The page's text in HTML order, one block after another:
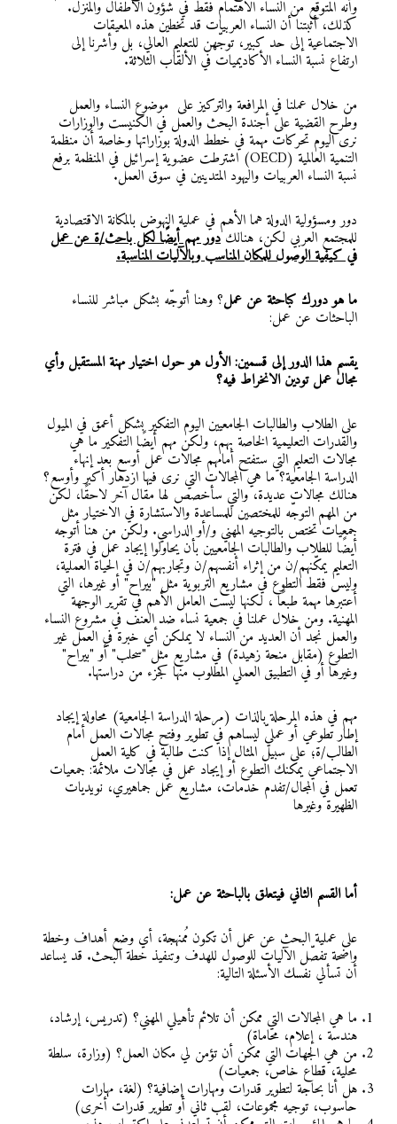
وأنه المتوقع من النساء الاهتمام فقط في شؤون الأطفال والمنزل.
كذلك، أثبتنا أن النساء العربيات قد تخطين هذه المعيقات
الاجتماعية إلى حد كبير، توجّهن للتعليم العالي، بل وأشرنا إلى
ارتفاع نسبة النساء الأكاديميات في الألقاب الثلاثة.
من خلال عملنا في المرافعة والتركيز على موضوع النساء والعمل
وطرح القضية على أجندة البحث والعمل في الكنيست والوزارات
نرى اليوم تحركات مهمة في خطط الدولة بوزاراتها وخاصة أن منظمة
التنمية العالمية (OECD) اشترطت عضوية إسرائيل في المنظمة برفع
نسبة النساء العربيات واليهود المتدينين في سوق العمل.
دور ومسؤولية الدولة هما الأهم في عملية النهوض بالمكانة الاقتصادية
للمجتمع العربي لكن، هنالكدور مهم أيضًا لكل باحث/ة عن عمل
في كيفية الوصول للمكان المناسب وبالآليات المناسبة.
ما هو دورك كباحثة عن عمل؟ وهنا أتوجّه بشكل مباشر للنساء
الباحثات عن عمل:
يقسم هذا الدور إلى قسمين: الأول هو حول اختيار مهنة المستقبل وأي
مجال عمل تودين الانخراط فيه؟
على الطلاب والطالبات الجامعيين اليوم التفكير بشكل أعمق في الميول
والقدرات التعليمية الخاصة بهم، ولكن مهم أيضًا التفكير ما هي
مجالات التعليم التي ستفتح أمامهم مجالات عمل أوسع بعد إنهاء
الدراسة الجامعية؟ ما هي المجالات التي نرى فيها ازدهار أكبر وأوسع؟
هنالك مجالات عديدة، والتي سأخصص لها مقال آخر لاحقًا، لكن
من المهم التوجّه للمختصين للمساعدة والاستشارة في الاختيار مثل
جمعيات تختص بالتوجيه المهني و/أو الدراسي. ولكن من هنا أتوجه
أيضًا للطلاب والطالبات الجامعيين بأن يحاولوا إيجاد عمل في فترة
التعليم يمكّنهم/ن من إثراء أنفسهم/ن وتجاربهم/ن في الحياة العملية،
وليس فقط التطوع في مشاريع التربوية مثل "بيراح" أو غيرها، التي
أعتبرها مهمة طبعًا ، لكنها ليست العامل الأهم في تقرير الوجهة
المهنية. ومن خلال عملنا في جمعية نساء ضد العنف في مشروع النساء
والعمل نجد أن العديد من النساء لا يملكن أي خبرة في العمل غير
التطوع (مقابل منحة زهيدة) في مشاريع مثل "سحلب" أو "بيراح"
وغيرها أو في التطبيق العملي المطلوب منها كجزء من دراستها.
مهم في هذه المرحلة بالذات (مرحلة الدراسة الجامعية) محاولة إيجاد
إطار تطوعي أو عمليّ ليساهم في تطوير وفتح مجالات العمل أمام
الطالب/ة؛ على سبيل المثال إذا كنت طالبة في كلية العمل
الاجتماعي يمكنك التطوع أو إيجاد عمل في مجالات ملائمة: جمعيات
تعمل في المجال/تفدم خدمات، مشاريع عمل جماهيري، نويديات
الظهيرة وغيرها
أما القسم الثاني فيتعلق بالباحثة عن عمل:
على عملية البحث عن عمل أن تكون مُمنهجة، أي وضع أهداف وخطة
واضحة تفصّل الآليات للوصول للهدف وتنفيذ خطة البحث. قد يساعد
أن تسألي نفسك الأسئلة التالية:
ما هي المجالات التي ممكن أن تلائم تأهيلي المهني؟ (تدريس، إرشاد،
هندسة ، إعلام، محاماة)
من هي الجهات التي ممكن أن تؤمن لي مكان العمل؟ (وزارة، سلطة
محلية، قطاع خاص، جمعيات)
هل أنا بحاجة لتطوير قدرات ومهارات إضافية؟ (لغة، مهارات
حاسوب، توجيه مجموعات، لقب ثاني أو تطوير قدرات أخرى)